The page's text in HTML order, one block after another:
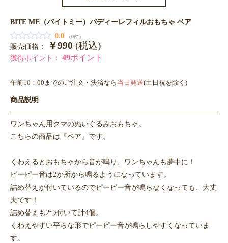
BITE ME（バイトミー）バディーレフィルおもちゃ ベア
0.0
（0件）
販売価格： ￥990 (税込)
獲得ポイント： 49ポイント
午前10：00までのご注文・決済なら 当日発送(土日祝を除く)
商品説明
ワンちゃん用クマのぬいぐるみおもちゃ。
こちらの商品は『ベア』です。
くわえるとおもちゃから音が鳴り、ワンちゃんも夢中に！
ピーピー音は2か所から鳴るようになっています。
詰め替えが付いているのでピーピー音が鳴らなくなっても、大丈
夫です！
詰め替えも2つ付いて計4個。
くわえやすい平らな形でピーピー音が鳴らしやすくなっていま
す。